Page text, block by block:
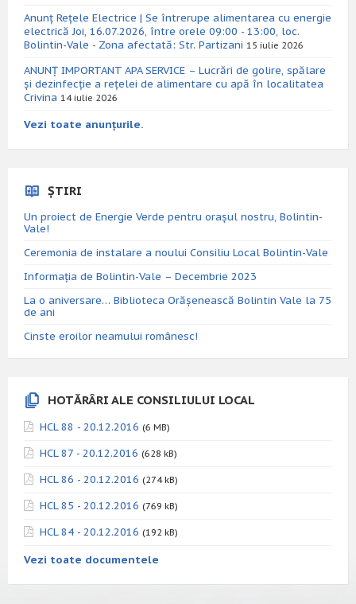
Anunț Rețele Electrice | Se întrerupe alimentarea cu energie
electrică Joi, 16.07.2026, între orele 09:00 - 13:00, loc.
Bolintin-Vale - Zona afectată: Str. Partizani 15 iulie 2026
ANUNȚ IMPORTANT APA SERVICE – Lucrări de golire, spălare
și dezinfecție a rețelei de alimentare cu apă în localitatea
Crivina 14 iulie 2026
Vezi toate anunțurile.
ȘTIRI
Un proiect de Energie Verde pentru orașul nostru, Bolintin-
Vale!
Ceremonia de instalare a noului Consiliu Local Bolintin-Vale
Informația de Bolintin-Vale – Decembrie 2023
La o aniversare… Biblioteca Orăşenească Bolintin Vale la 75
de ani
Cinste eroilor neamului românesc!
HOTĂRÂRI ALE CONSILIULUI LOCAL
HCL 88 - 20.12.2016 (6 MB)
HCL 87 - 20.12.2016 (628 kB)
HCL 86 - 20.12.2016 (274 kB)
HCL 85 - 20.12.2016 (769 kB)
HCL 84 - 20.12.2016 (192 kB)
Vezi toate documentele